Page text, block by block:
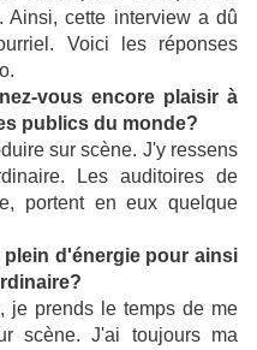
Ainsi, cette interview a dû
Voici les réponses
vous encore plaisir à
publics du monde?
sur scène. J'y ressens
Les auditoires de
portent en eux quelque
d'énergie pour ainsi
je prends le temps de me
scène. J'ai toujours ma